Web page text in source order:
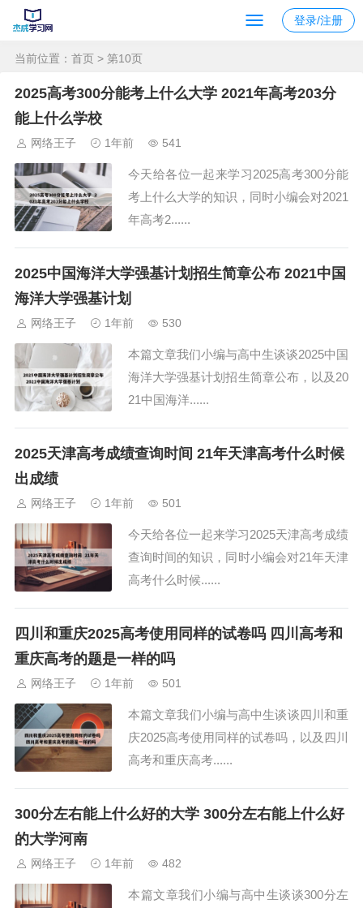
登录/注册
当前位置： 首页 > 第10页
2025高考300分能考上什么大学 2021年高考203分
能上什么学校
网络王子 1年前 541
今天给各位一起来学习2025高考300分能
考上什么大学的知识，同时小编会对2021
年高考2......
2025中国海洋大学强基计划招生简章公布 2021中国
海洋大学强基计划
网络王子 1年前 530
本篇文章我们小编与高中生谈谈2025中国
海洋大学强基计划招生简章公布，以及20
21中国海洋......
2025天津高考成绩查询时间 21年天津高考什么时候
出成绩
网络王子 1年前 501
今天给各位一起来学习2025天津高考成绩
查询时间的知识，同时小编会对21年天津
高考什么时候......
四川和重庆2025高考使用同样的试卷吗 四川高考和
重庆高考的题是一样的吗
网络王子 1年前 501
本篇文章我们小编与高中生谈谈四川和重
庆2025高考使用同样的试卷吗，以及四川
高考和重庆高考......
300分左右能上什么好的大学 300分左右能上什么好
的大学河南
网络王子 1年前 482
本篇文章我们小编与高中生谈谈300分左